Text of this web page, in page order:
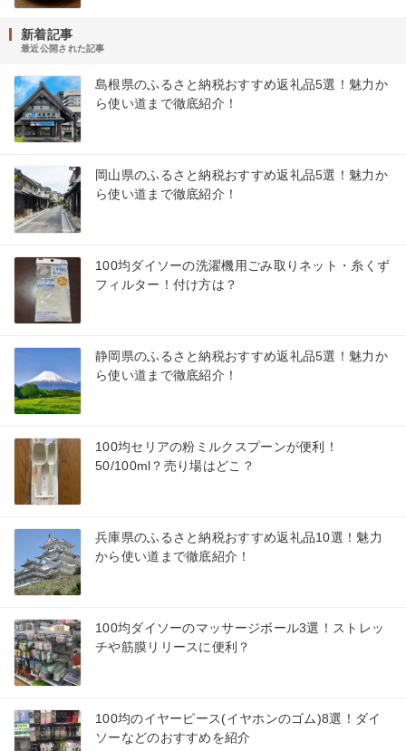
新着記事
最近公開された記事
島根県のふるさと納税おすすめ返礼品5選！魅力か
ら使い道まで徹底紹介！
岡山県のふるさと納税おすすめ返礼品5選！魅力か
ら使い道まで徹底紹介！
100均ダイソーの洗濯機用ごみ取りネット・糸くず
フィルター！付け方は？
静岡県のふるさと納税おすすめ返礼品5選！魅力か
ら使い道まで徹底紹介！
100均セリアの粉ミルクスプーンが便利！
50/100ml？売り場はどこ？
兵庫県のふるさと納税おすすめ返礼品10選！魅力
から使い道まで徹底紹介！
100均ダイソーのマッサージボール3選！ストレッ
チや筋膜リリースに便利？
100均のイヤーピース(イヤホンのゴム)8選！ダイ
ソーなどのおすすめを紹介